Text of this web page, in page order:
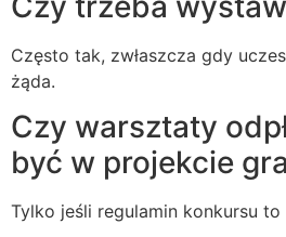
Często tak, zwłaszcza gdy
żąda.
Czy warsztaty
być w projekcie
Tylko jeśli regulamin konkursu to